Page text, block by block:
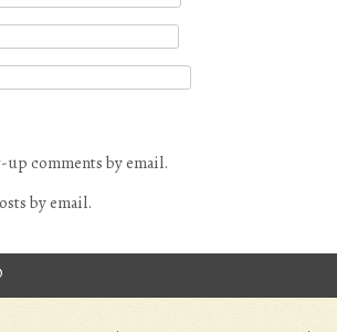
comments by email.
by email.